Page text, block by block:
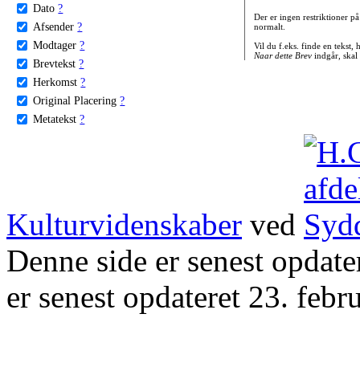
Dato ?
Afsender ?
Modtager ?
Brevtekst ?
Herkomst ?
Original Placering ?
Metatekst ?
Der er ingen restriktioner
normalt.
Vil du f.eks. finde en tekst,
Naar dette Brevindgår, skal
Kulturvidenskaber ved
Denne side er senest
er senest opdateret 23.